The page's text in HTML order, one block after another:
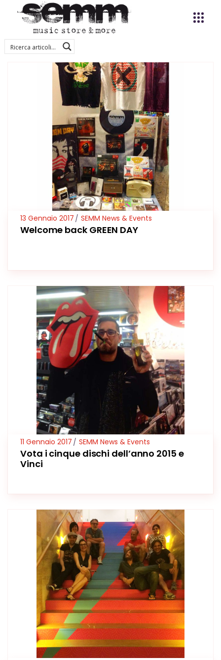
13 Gennaio 2017 SEMM News & Events
Welcome back GREEN DAY
11 Gennaio 2017 SEMM News & Events
Vota i cinque dischi dell’anno 2015 e
Vinci